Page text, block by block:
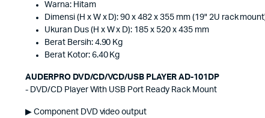
Warna: Hitam
Dimensi (H x W x D): 90 x 482 x 355 mm (19" 2U rack
Ukuran Dus (H x W x D): 185 x 520 x 435 mm
Berat Bersih: 4.90 Kg
Berat Kotor: 6.40 Kg
AUDERPRO DVD/CD/VCD/USB PLAYER AD-101DP
- DVD/CD Player With USB Port Ready Rack Mount
▶ Component DVD video output